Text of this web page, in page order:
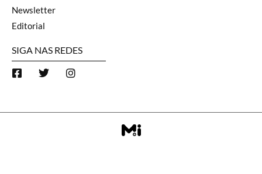
Newsletter
Editorial
SIGA NAS REDES